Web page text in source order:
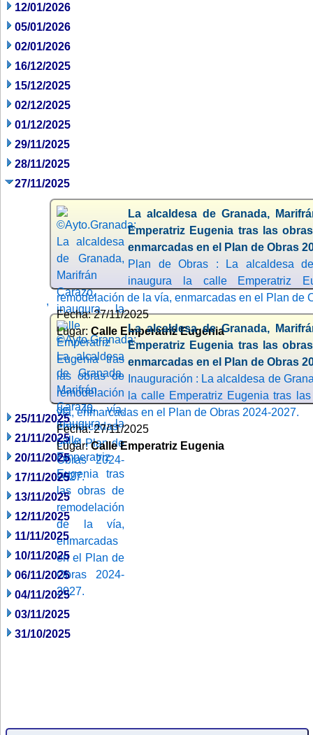
12/01/2026
05/01/2026
02/01/2026
16/12/2025
15/12/2025
02/12/2025
01/12/2025
29/11/2025
28/11/2025
27/11/2025
La alcaldesa de Granada,
Emperatriz Eugenia tras las
enmarcadas en el Plan de Obras
Plan de Obras : La alcaldesa
inaugura la calle Emperatriz
remodelación de la vía, enmarcadas en el Plan de
Fecha: 27/11/2025
Lugar: Calle Emperatriz Eugenia
,
La alcaldesa de Granada,
Emperatriz Eugenia tras las
enmarcadas en el Plan de Obras
Inauguración : La alcaldesa de
la calle Emperatriz Eugenia tras
vía, enmarcadas en el Plan de Obras 2024-2027.
Fecha: 27/11/2025
Lugar:Calle Emperatriz Eugenia
25/11/2025
21/11/2025
20/11/2025
17/11/2025
13/11/2025
12/11/2025
11/11/2025
10/11/2025
06/11/2025
04/11/2025
03/11/2025
31/10/2025